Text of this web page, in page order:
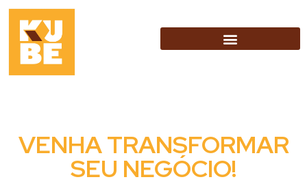
VENHA TRANSFORMAR
SEU NEGÓCIO!